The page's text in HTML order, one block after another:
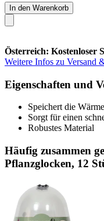
In den Warenkorb
Österreich: Kostenloser
Weitere Infos zu Versand
Eigenschaften und
Speichert die Wärme
Sorgt für einen
Robustes Material
Häufig zusammen
Pflanzglocken, 12